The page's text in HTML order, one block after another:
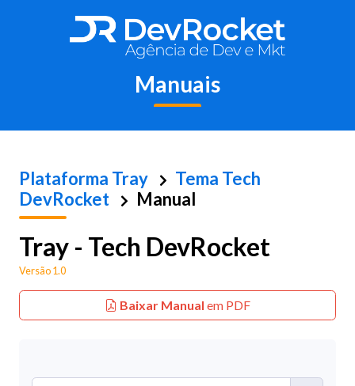
Manuais
Plataforma Tray
Tema Tech
DevRocket
Manual
Tray - Tech DevRocket
Versão 1.0
Baixar Manual em PDF